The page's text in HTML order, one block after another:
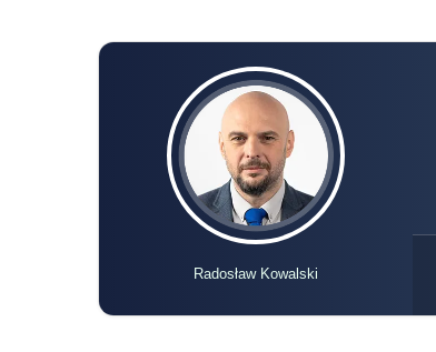
Radosław Kowalski